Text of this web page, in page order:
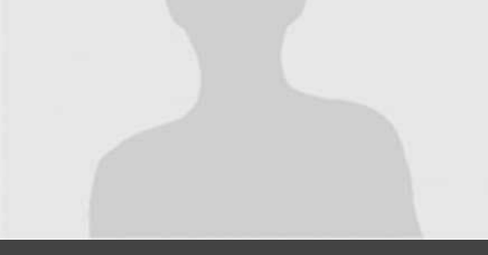
加盟・登録
エントリー
JBCF ROAD SERIESとは